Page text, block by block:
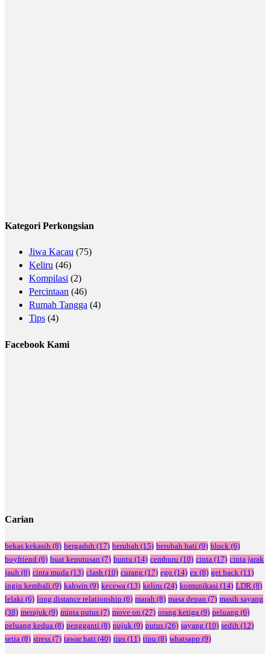
Kategori Perkongsian
Jiwa Kacau (75)
Keliru (46)
Kompilasi (2)
Percintaan (46)
Rumah Tangga (4)
Tips (4)
Facebook Kami
Carian
bekas kekasih (8) bergaduh (17) berubah (15) berubah hati (9) block (6)
boyfriend (6) buat keputusan (7) buntu (14) cemburu (10) cinta (17) cinta jarak
jauh (8) cinta muda (13) clash (10) curang (17) ego (14) ex (8) get back (11)
ingin kembali (9) kahwin (9) kecewa (13) keliru (24) komunikasi (14) LDR (8)
lelaki (6) long distance relationship (6) marah (8) masa depan (7) masih sayang
(38) merajuk (9) minta putus (7) move on (27) orang ketiga (9) peluang (6)
peluang kedua (8) pengganti (8) pujuk (9) putus (26) sayang (10) sedih (12)
setia (8) stress (7) tawar hati (40) tips (11) tipu (8) whatsapp (9)